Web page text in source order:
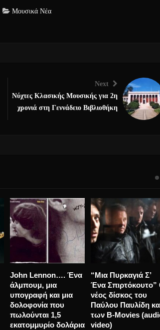
Μουσικά Νέα
Next
Νύχτες Κλασικής Μουσικής για 2η
χρονιά στη Γεννάδειο Βιβλιοθήκη
AceJax μαζί με
Θοδωρής
Μαραντίνης &
Slogan “Πρώτος
Φεύγω” Νέο
Τραγούδι.
Ο Roger Waters
παθαίνει “Déjà Vu”!